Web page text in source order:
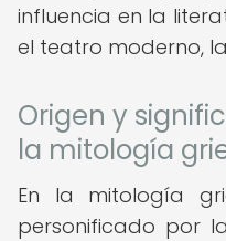
influencia en la
el teatro moderno,
Origen y
la mitología
En la mitología
personificado por